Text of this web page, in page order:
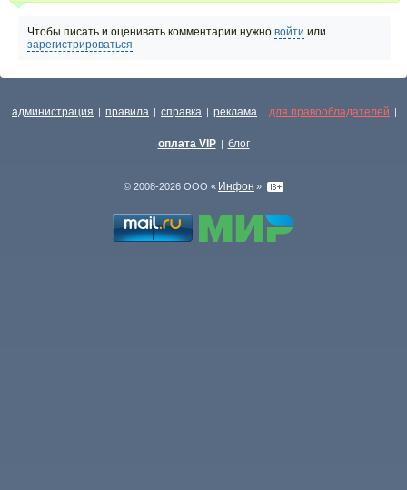
Чтобы писать и оценивать комментарии нужно войти или
зарегистрироваться
администрация | правила | справка | реклама | для правообладателей |
оплата VIP | блог
© 2008-2026 ООО « Инфон »